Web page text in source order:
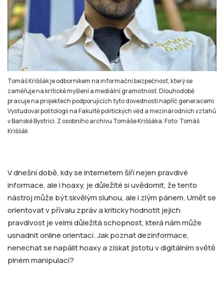
Tomáš Kriššák je odborníkem na informační bezpečnost, který se
zaměřuje na kritické myšlení a mediální gramotnost. Dlouhodobě
pracuje na projektech podporujících tyto dovednosti napříč generacemi.
Vystudoval politologii na Fakultě politických věd a mezinárodních vztahů
v Banské Bystrici. Z osobního archivu Tomáše Kriššáka. Foto: Tomáš
Kriššák
V dnešní době, kdy se internetem šíří nejen pravdivé
informace, ale i hoaxy, je důležité si uvědomit, že tento
nástroj může být skvělým sluhou, ale i zlým pánem. Umět se
orientovat v přívalu zpráv a kriticky hodnotit jejich
pravdivost je velmi důležitá schopnost, která nám může
usnadnit online orientaci. Jak poznat dezinformace,
nenechat se napálit hoaxy a získat jistotu v digitálním světě
plném manipulací?